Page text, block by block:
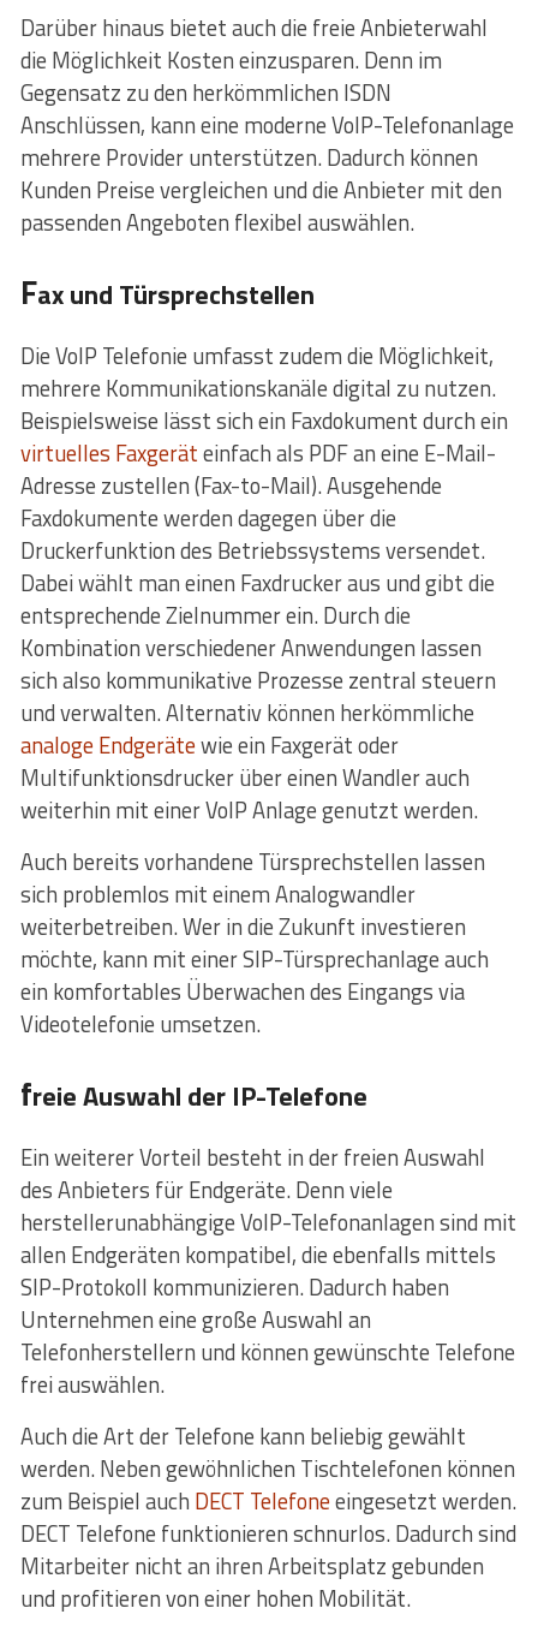
Darüber hinaus bietet auch die freie Anbieterwahl
die Möglichkeit Kosten einzusparen. Denn im
Gegensatz zu den herkömmlichen ISDN
Anschlüssen, kann eine moderne VoIP-Telefonanlage
mehrere Provider unterstützen. Dadurch können
Kunden Preise vergleichen und die Anbieter mit den
passenden Angeboten flexibel auswählen.
Fax und Türsprechstellen
Die VoIP Telefonie umfasst zudem die Möglichkeit,
mehrere Kommunikationskanäle digital zu nutzen.
Beispielsweise lässt sich ein Faxdokument durch ein
virtuelles Faxgeräteinfach als PDF an eine E-Mail-
Adresse zustellen (Fax-to-Mail). Ausgehende
Faxdokumente werden dagegen über die
Druckerfunktion des Betriebssystems versendet.
Dabei wählt man einen Faxdrucker aus und gibt die
entsprechende Zielnummer ein. Durch die
Kombination verschiedener Anwendungen lassen
sich also kommunikative Prozesse zentral steuern
und verwalten. Alternativ können herkömmliche
analoge Endgerätewie ein Faxgerät oder
Multifunktionsdrucker über einen Wandler auch
weiterhin mit einer VoIP Anlage genutzt werden.
Auch bereits vorhandene Türsprechstellen lassen
sich problemlos mit einem Analogwandler
weiterbetreiben. Wer in die Zukunft investieren
möchte, kann mit einer SIP-Türsprechanlage auch
ein komfortables Überwachen des Eingangs via
Videotelefonie umsetzen.
freie Auswahl der IP-Telefone
Ein weiterer Vorteil besteht in der freien Auswahl
des Anbieters für Endgeräte. Denn viele
herstellerunabhängige VoIP-Telefonanlagen sind mit
allen Endgeräten kompatibel, die ebenfalls mittels
SIP-Protokoll kommunizieren. Dadurch haben
Unternehmen eine große Auswahl an
Telefonherstellern und können gewünschte Telefone
frei auswählen.
Auch die Art der Telefone kann beliebig gewählt
werden. Neben gewöhnlichen Tischtelefonen können
zum Beispiel auch DECT Telefoneeingesetzt werden.
DECT Telefone funktionieren schnurlos. Dadurch sind
Mitarbeiter nicht an ihren Arbeitsplatz gebunden
und profitieren von einer hohen Mobilität.